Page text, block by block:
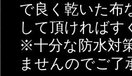
で良く乾いた布
して頂ければす
※十分な防水対
ませんのでご了